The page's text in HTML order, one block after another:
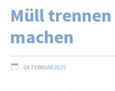
Müll
machen
04.FEBRUAR 2025